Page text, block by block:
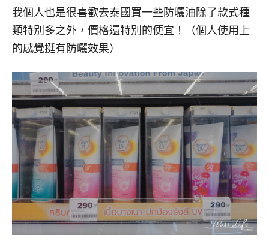
我個人也是很喜歡去泰國買一些防曬油除了款式種
類特別多之外，價格還特別的便宜！（個人使用上
的感覺挺有防曬效果）